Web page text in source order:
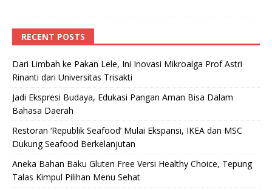
RECENT POSTS
Dari Limbah ke Pakan Lele, Ini Inovasi Mikroalga Prof Astri
Rinanti dari Universitas Trisakti
Jadi Ekspresi Budaya, Edukasi Pangan Aman Bisa Dalam
Bahasa Daerah
Restoran ‘Republik Seafood’ Mulai Ekspansi, IKEA dan MSC
Dukung Seafood Berkelanjutan
Aneka Bahan Baku Gluten Free Versi Healthy Choice, Tepung
Talas Kimpul Pilihan Menu Sehat